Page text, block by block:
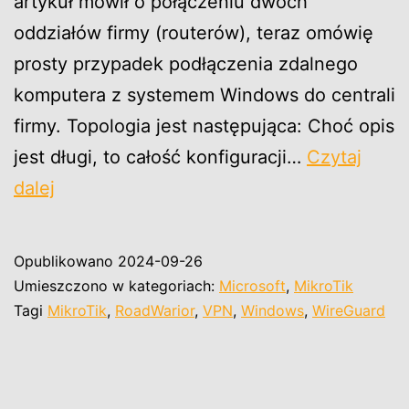
oddziałów firmy (routerów), teraz omówię
prosty przypadek podłączenia zdalnego
komputera z systemem Windows do centrali
firmy. Topologia jest następująca: Choć opis
jest długi, to całość konfiguracji… Czytaj
dalej
WireGuard
VPN
Opublikowano 2024-09-26
Umieszczono w kategoriach: Microsoft, MikroTik
Tagi MikroTik, RoadWarior, VPN, Windows, WireGuard